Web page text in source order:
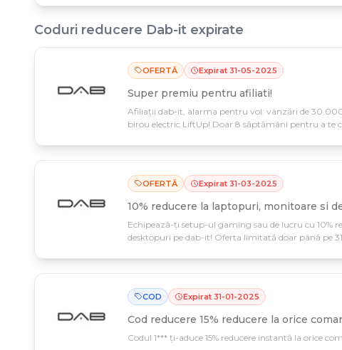
Coduri reducere Dab-it expirate
OFERTĂ Expirat 31-05-2025
Super premiu pentru afiliati!
Afiliații dab-it, alarma pentru voi: vânzări de
birou electric LiftUp! Doar 8 săptămâni pentru a te
OFERTĂ Expirat 31-03-2025
10% reducere la laptopuri, monitoare si
Echipează-ți setup-ul gaming sau de lucru cu 10%
desktopuri pe dab-it! Oferta limitată doar până pe
COD Expirat 31-01-2025
Cod reducere 15% reducere la orice
Codul 1*** ți-aduce 15% reducere instantă la orice